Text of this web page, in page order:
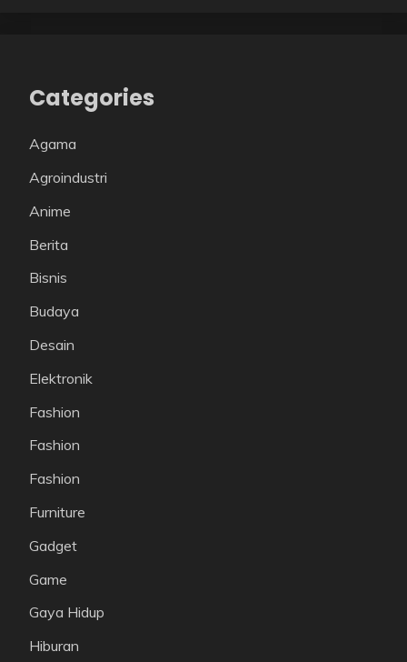
Categories
Agama
Agroindustri
Anime
Berita
Bisnis
Budaya
Desain
Elektronik
Fashion
Fashion
Fashion
Furniture
Gadget
Game
Gaya Hidup
Hiburan